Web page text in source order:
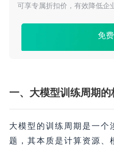
可享专属折扣价，有效降低企
高效落地大模型应用。
免
一、大模型训练周期
大模型的训练周期是一个
题，其本质是计算资源、